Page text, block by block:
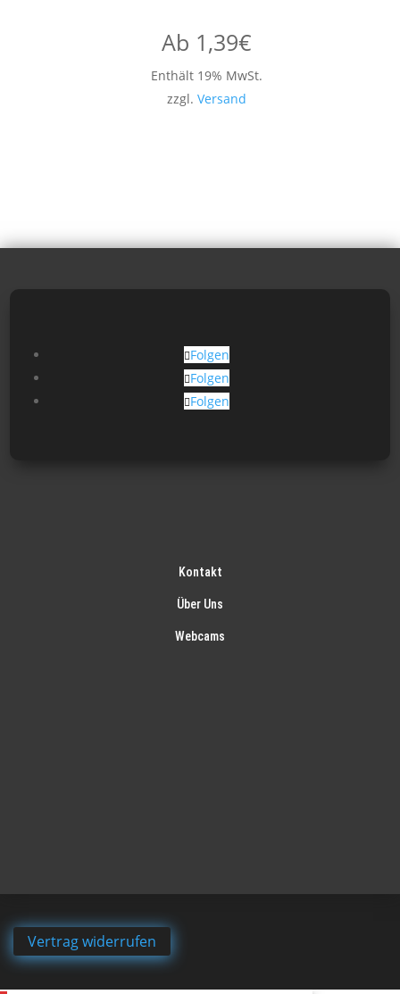
Ab 1,39€
Enthält 19% MwSt.
zzgl. Versand
Folgen
Folgen
Folgen
Kontakt
Über Uns
Webcams
Vertrag widerrufen